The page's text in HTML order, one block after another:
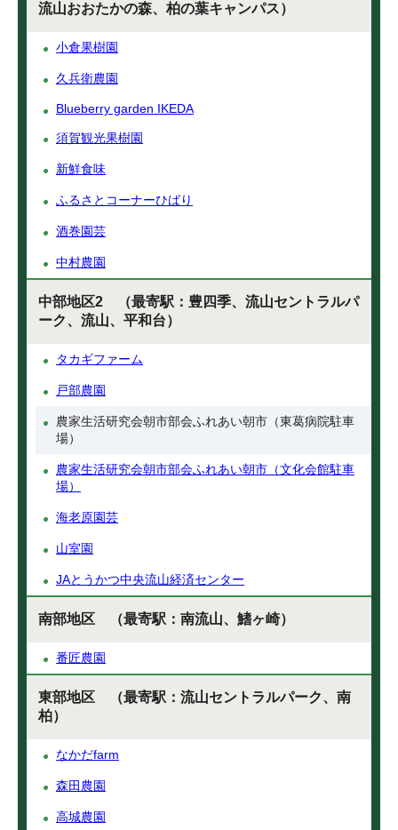
流山おおたかの森、柏の葉キャンパス）
小倉果樹園
久兵衛農園
Blueberry garden IKEDA
須賀観光果樹園
新鮮食味
ふるさとコーナーひばり
酒巻園芸
中村農園
中部地区2 （最寄駅：豊四季、流山セントラルパ
ーク、流山、平和台）
タカギファーム
戸部農園
農家生活研究会朝市部会ふれあい朝市（東葛病院駐車
場）
農家生活研究会朝市部会ふれあい朝市（文化会館駐車
場）
海老原園芸
山室園
JAとうかつ中央流山経済センター
南部地区 （最寄駅：南流山、鰭ヶ崎）
番匠農園
東部地区 （最寄駅：流山セントラルパーク、南
柏）
なかだfarm
森田農園
高城農園